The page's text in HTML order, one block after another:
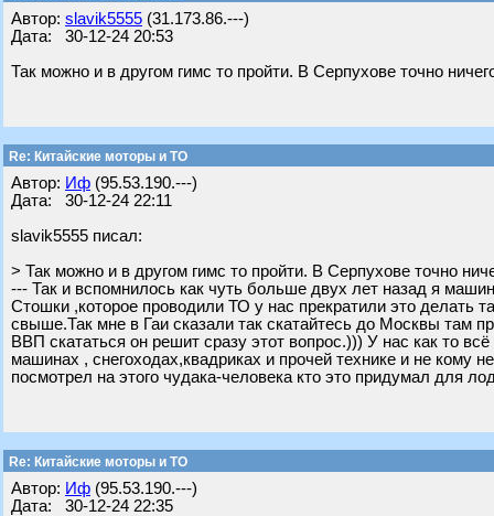
Автор: slavik5555 (31.173.86.---)
Дата: 30-12-24 20:53
Так можно и в другом гимс то пройти. В Серпухове точно
Re: Китайские моторы и ТО
Автор: Иф (95.53.190.---)
Дата: 30-12-24 22:11
slavik5555 писал:
> Так можно и в другом гимс то пройти. В Серпухове точно
--- Так и вспомнилось как чуть больше двух лет назад я
Стошки ,которое проводили ТО у нас прекратили это делать
свыше.Так мне в Гаи сказали так скатайтесь до Москвы там
ВВП скататься он решит сразу этот вопрос.))) У нас как то
машинах , снегоходах,квадриках и прочей технике и не кому
посмотрел на этого чудака-человека кто это придумал для
Re: Китайские моторы и ТО
Автор: Иф (95.53.190.---)
Дата: 30-12-24 22:35